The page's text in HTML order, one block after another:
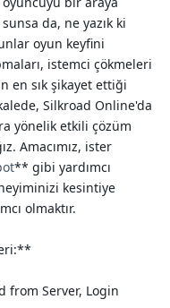
da, ne yazık ki
oyun keyfini
istemci çökmeleri
en sık şikayet ettiği
Silkroad Online'da
yönelik etkili çözüm
Amacımız, ister
** gibi yardımcı
kesintiye
olmaktır.
from Server, Login